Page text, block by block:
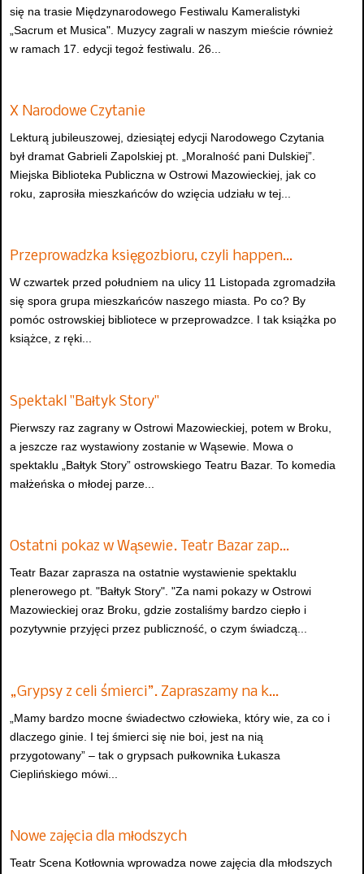
się na trasie Międzynarodowego Festiwalu Kameralistyki
„Sacrum et Musica". Muzycy zagrali w naszym mieście również
w ramach 17. edycji tegoż festiwalu. 26...
X Narodowe Czytanie
Lekturą jubileuszowej, dziesiątej edycji Narodowego Czytania
był dramat Gabrieli Zapolskiej pt. „Moralność pani Dulskiej”.
Miejska Biblioteka Publiczna w Ostrowi Mazowieckiej, jak co
roku, zaprosiła mieszkańców do wzięcia udziału w tej...
Przeprowadzka księgozbioru, czyli happen…
W czwartek przed południem na ulicy 11 Listopada zgromadziła
się spora grupa mieszkańców naszego miasta. Po co? By
pomóc ostrowskiej bibliotece w przeprowadzce. I tak książka po
książce, z ręki...
Spektakl "Bałtyk Story"
Pierwszy raz zagrany w Ostrowi Mazowieckiej, potem w Broku,
a jeszcze raz wystawiony zostanie w Wąsewie. Mowa o
spektaklu „Bałtyk Story” ostrowskiego Teatru Bazar. To komedia
małżeńska o młodej parze...
Ostatni pokaz w Wąsewie. Teatr Bazar zap…
Teatr Bazar zaprasza na ostatnie wystawienie spektaklu
plenerowego pt. "Bałtyk Story". "Za nami pokazy w Ostrowi
Mazowieckiej oraz Broku, gdzie zostaliśmy bardzo ciepło i
pozytywnie przyjęci przez publiczność, o czym świadczą...
„Grypsy z celi śmierci”. Zapraszamy na k…
„Mamy bardzo mocne świadectwo człowieka, który wie, za co i
dlaczego ginie. I tej śmierci się nie boi, jest na nią
przygotowany” – tak o grypsach pułkownika Łukasza
Cieplińskiego mówi...
Nowe zajęcia dla młodszych
Teatr Scena Kotłownia wprowadza nowe zajęcia dla młodszych